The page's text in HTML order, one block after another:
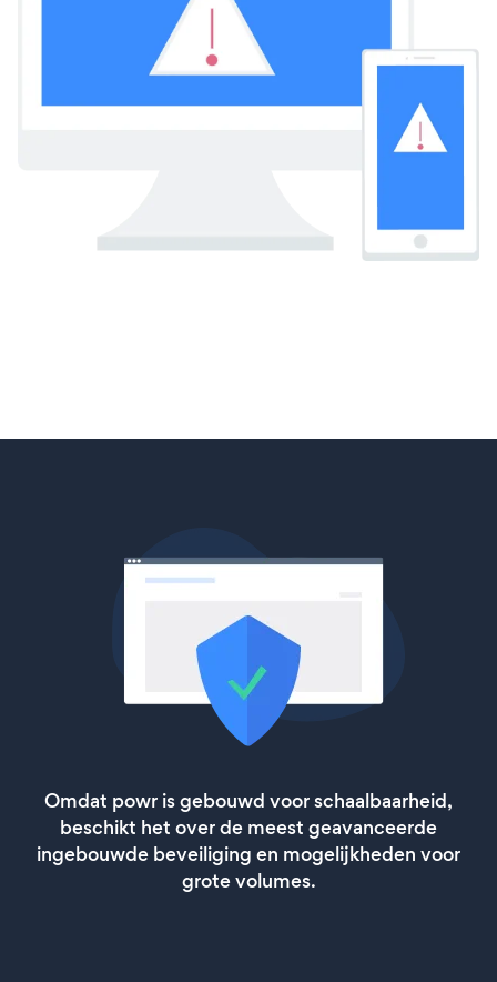
Omdat powr is gebouwd voor schaalbaarheid,
beschikt het over de meest geavanceerde
ingebouwde beveiliging en mogelijkheden voor
grote volumes.